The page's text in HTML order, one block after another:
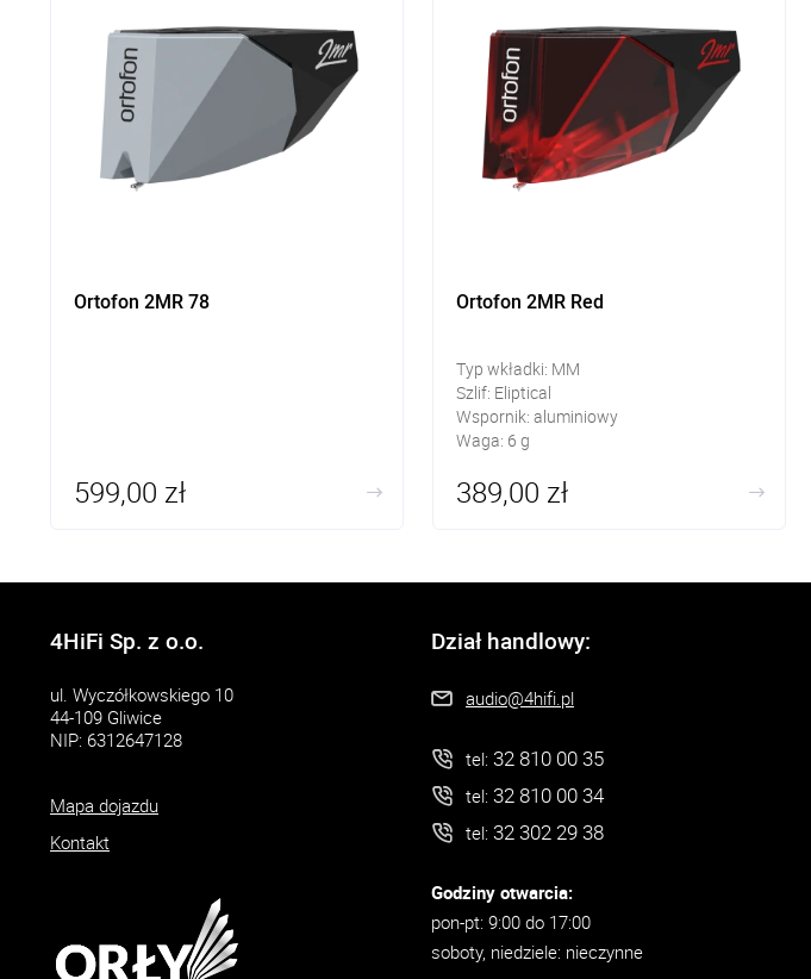
Ortofon 2MR 78
599,00 zł
Ortofon 2MR Red
Typ wkładki: MM
Szlif: Eliptical
Wspornik: aluminiowy
Waga: 6 g
389,00 zł
4HiFi Sp. z o.o.
ul. Wyczółkowskiego 10
44-109 Gliwice
NIP: 6312647128
Mapa dojazdu
Kontakt
Dział handlowy:
audio@4hifi.pl
tel: 32 810 00 35
tel: 32 810 00 34
tel: 32 302 29 38
Godziny otwarcia:
pon-pt: 9:00 do 17:00
soboty, niedziele: nieczynne